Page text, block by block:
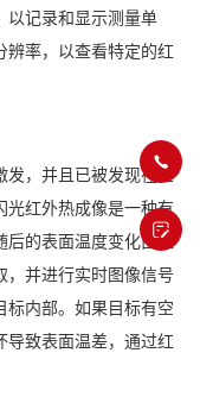
以记录和显示测量单
辨率，以查看特定的红
发，并且已被发现在检
光红外热成像是一种有
后的表面温度变化由红
，并进行实时图像信号
标内部。如果目标有空
导致表面温差，通过红